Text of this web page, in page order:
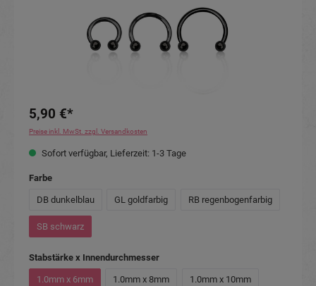
5,90 €*
Preise inkl. MwSt. zzgl. Versandkosten
Sofort verfügbar, Lieferzeit: 1-3 Tage
Farbeauswählen
DB dunkelblau GL goldfarbig RB regenbogenfarbig
SB schwarz
Stabstärke x Innendurchmesserauswählen
1.0mm x 6mm 1.0mm x 8mm 1.0mm x 10mm